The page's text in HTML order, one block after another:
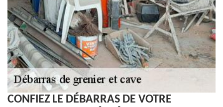
CONFIEZ LE DÉBARRAS DE VOTRE